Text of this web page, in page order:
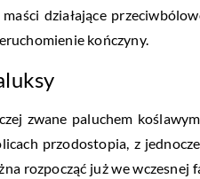
maści działające
kończyny.
zwane paluchem
przodostopia, z
rozpocząć już we wczesnej